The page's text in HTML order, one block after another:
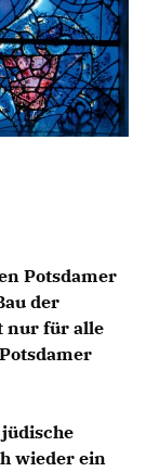
Potsdamer
der
nur für alle
wieder ein